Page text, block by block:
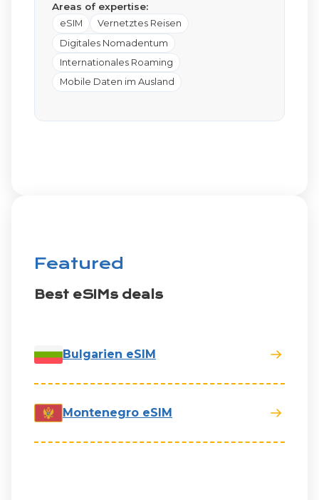
Areas of expertise:
eSIM
Vernetztes Reisen
Digitales Nomadentum
Internationales Roaming
Mobile Daten im Ausland
Featured
Best eSIMs deals
Bulgarien eSIM
Montenegro eSIM